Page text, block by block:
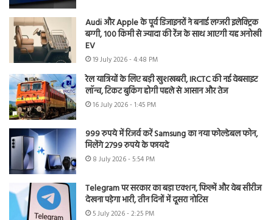
Audi और Apple के पूर्व डिजाइनरों ने बनाई लग्जरी इलेक्ट्रिक
बग्गी, 100 किमी से ज्यादा की रेंज के साथ आएगी यह अनोखी
EV
19 July 2026 - 4:48 PM
रेल यात्रियों के लिए बड़ी खुशखबरी, IRCTC की नई वेबसाइट
लॉन्च, टिकट बुकिंग होगी पहले से आसान और तेज
16 July 2026 - 1:45 PM
999 रुपये में रिजर्व करें Samsung का नया फोल्डेबल फोन,
मिलेंगे 2799 रुपये के फायदे
8 July 2026 - 5:54 PM
Telegram पर सरकार का बड़ा एक्शन, फिल्में और वेब सीरीज
देखना पड़ेगा भारी, तीन दिनों में दूसरा नोटिस
5 July 2026 - 2:25 PM